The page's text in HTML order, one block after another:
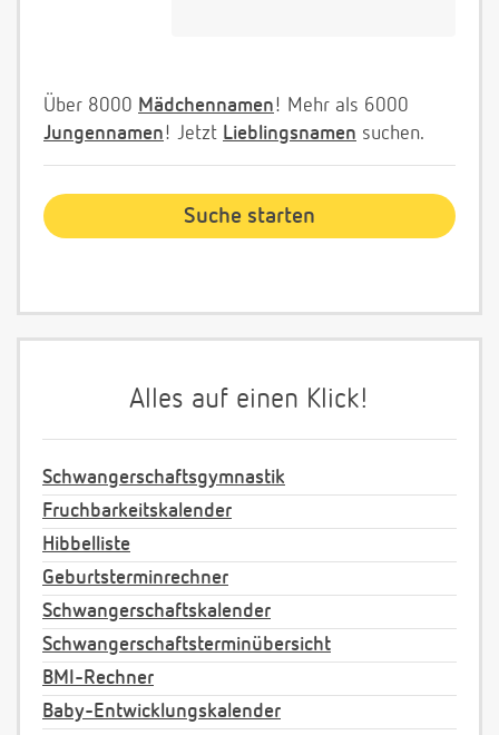
Über 8000 Mädchennamen! Mehr als 6000
Jungennamen! Jetzt Lieblingsnamen suchen.
Alles auf einen Klick!
Schwangerschaftsgymnastik
Fruchbarkeitskalender
Hibbelliste
Geburtsterminrechner
Schwangerschaftskalender
Schwangerschaftsterminübersicht
BMI-Rechner
Baby-Entwicklungskalender